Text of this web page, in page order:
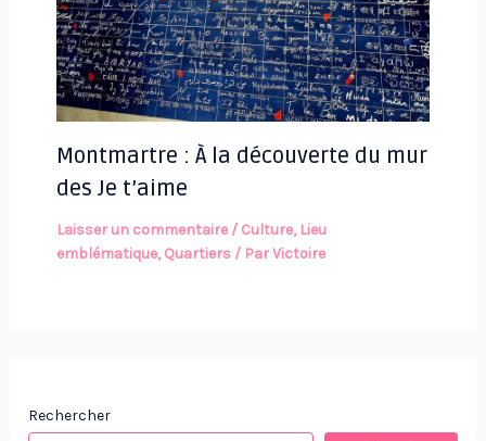
Montmartre : À la découverte du mur
des Je t’aime
Laisser un commentaire / Culture, Lieu
emblématique,Quartiers/ ParVictoire
Rechercher